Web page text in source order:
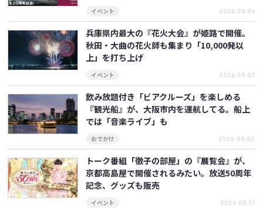
イベント 2026.08.04
兵庫県内最大の『花火大会』が姫路で開催。
秋田・大曲の花火師も集まり「10,000発以
上」を打ち上げ
イベント 2026.08.03
飲み放題付き「ビアクルーズ」を楽しめる
『観光船』が、大阪市内を運航してる。船上
では「音楽ライブ」も
おでかけ 2026.08.02
トーク番組「徹子の部屋」の『展覧会』が、
京都高島屋で開催されるみたい。放送50周年
記念、グッズも販売
イベント 2026.08.01